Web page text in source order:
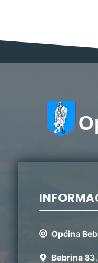
Općina
Bebrina 83